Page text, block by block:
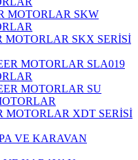
SKW
SKX SERİSİ
SLA019
SU
XDT SERİSİ